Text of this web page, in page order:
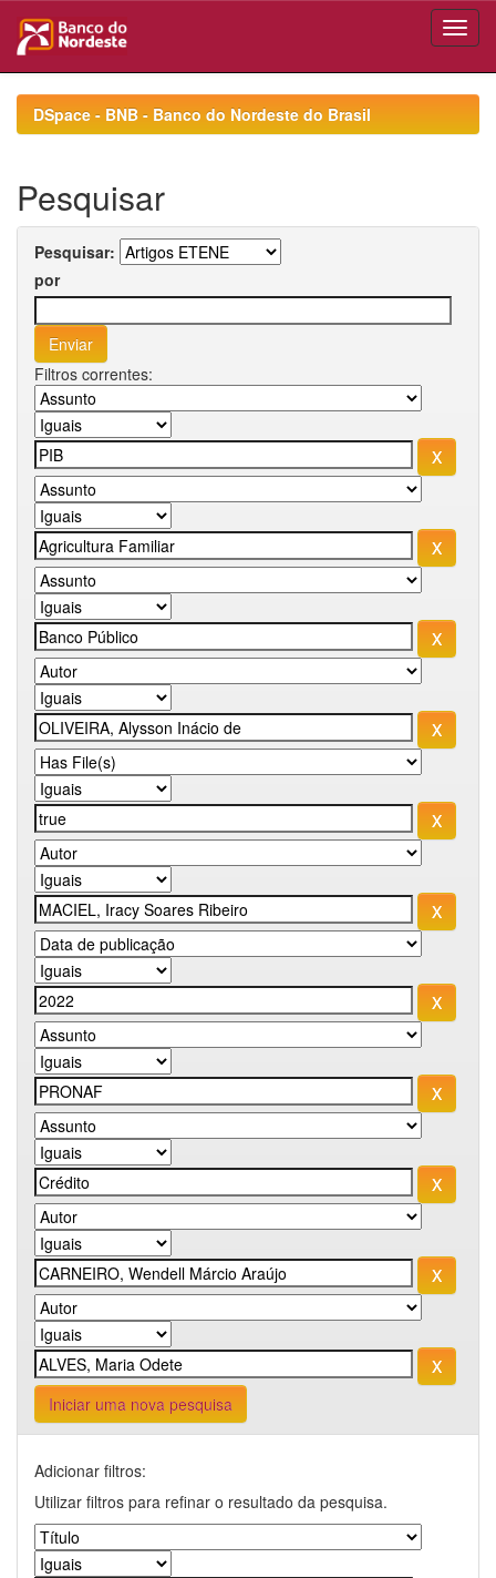
navigationDSpace - BNB - Banco do Nordeste do Brasil
Pesquisar
Pesquisar:
por
Filtros correntes:
Iniciar uma nova pesquisa
Adicionar filtros:
Utilizar filtros para refinar o resultado da pesquisa.